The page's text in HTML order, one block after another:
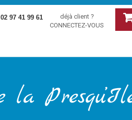
02 97 41 99 61
déjà client ?
CONNECTEZ-VOUS